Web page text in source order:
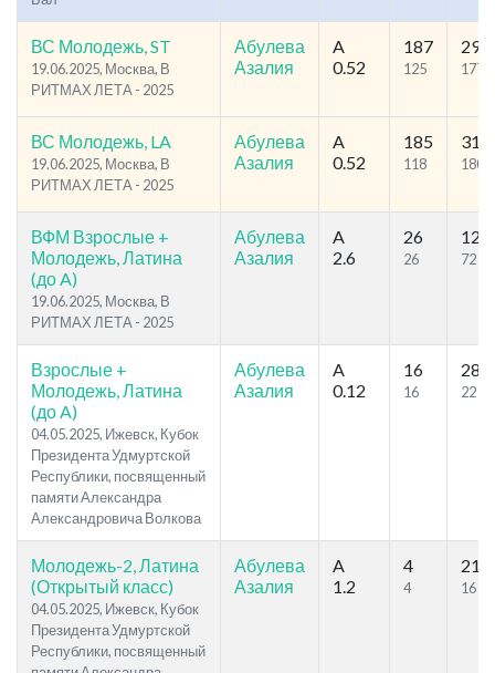
ВС Молодежь, ST
19.06.2025, Москва, В
РИТМАХ ЛЕТА - 2025
Абулева
Азалия
A
0.52
187
125
299
177
ВС Молодежь, LA
19.06.2025, Москва, В
РИТМАХ ЛЕТА - 2025
Абулева
Азалия
A
0.52
185
118
319
180
ВФМ Взрослые +
Молодежь, Латина
(до A)
19.06.2025, Москва, В
РИТМАХ ЛЕТА - 2025
Абулева
Азалия
A
2.6
26
26
129
72
Взрослые +
Молодежь, Латина
(до A)
04.05.2025, Ижевск, Кубок
Президента Удмуртской
Республики, посвященный
памяти Александра
Александровича Волкова
Абулева
Азалия
A
0.12
16
16
28
22
Молодежь-2, Латина
(Открытый класс)
04.05.2025, Ижевск, Кубок
Президента Удмуртской
Республики, посвященный
Абулева
Азалия
A
1.2
4
4
21
16